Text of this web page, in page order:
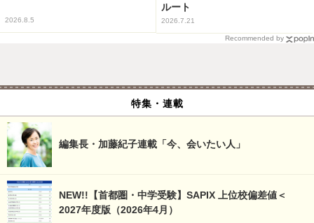
2026.8.5
ルート
2026.7.21
Recommended by
特集・連載
編集長・加藤紀子連載「今、会いたい人」
NEW!!【首都圏・中学受験】SAPIX 上位校偏差値＜
2027年度版（2026年4月）